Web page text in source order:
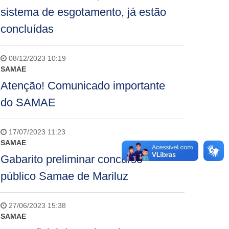
sistema de esgotamento, já estão
concluídas
08/12/2023 10:19
SAMAE
Atenção! Comunicado importante
do SAMAE
17/07/2023 11:23
SAMAE
Gabarito preliminar concurso
público Samae de Mariluz
27/06/2023 15:38
SAMAE